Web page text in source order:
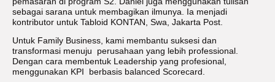
sebagai sarana untuk membagikan ilmunya. Ia menjadi
kontributor untuk Tabloid KONTAN, Swa, Jakarta Post.
Untuk Family Business, kami membantu suksesi dan
transformasi menuju perusahaan yang lebih professional.
Dengan cara membentuk Leadership yang profesional,
menggunakan KPI berbasis balanced Scorecard.